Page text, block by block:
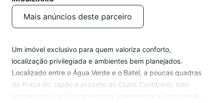
Mais anúncios deste parceiro
Um imóvel exclusivo para quem valoriza conforto,
localização privilegiada e ambientes bem planejados.
Localizado entre o Água Verde e o Batel, a poucas quadras
da Praça do Japão e próximo ao Clube Curitibano, este